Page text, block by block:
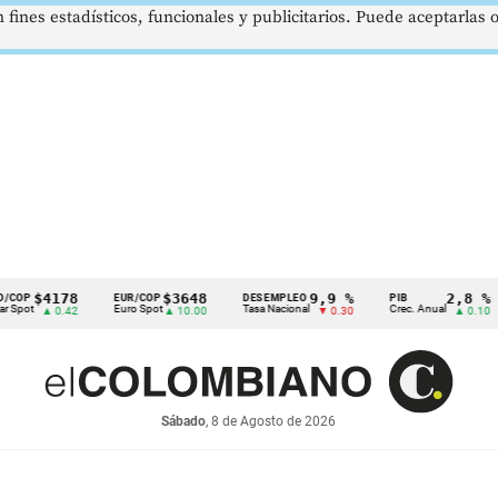
0.42
EUR/COP
Euro Spot
$3648
▲ 10.00
DESEMPLEO
Tasa Nacional
9,9 %
▼ 0.30
PIB
Crec. Anual
2,8 %
▲ 0.10
Sábado, 8 de Agosto de 2026
estadísticos, funcionales y publicitarios. Puede aceptarlas